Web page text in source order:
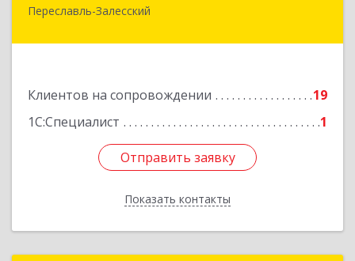
Переславль-Залесский
Клиентов на сопровождении
19
1С:Специалист
1
Отправить заявку
Показать контакты
152020, Ярославская обл, Переславль-
Отправить заявку
Назад